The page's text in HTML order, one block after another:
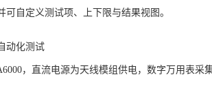
可自定义测试项、上下限与结果视图。
动化测试
，直流电源为天线模组供电，数字万用表采